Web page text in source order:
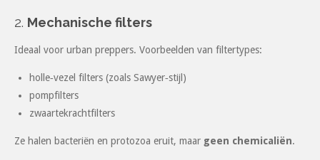
2. Mechanische filters
Ideaal voor urban preppers. Voorbeelden van filtertypes:
holle‑vezel filters (zoals Sawyer‑stijl)
pompfilters
zwaartekrachtfilters
Ze halen bacteriën en protozoa eruit, maar geen chemicaliën.